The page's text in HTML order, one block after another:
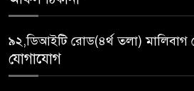
৯২,ডিআইটি রোড(৪র্থ তলা) মালিবাগ
যোগাযোগ